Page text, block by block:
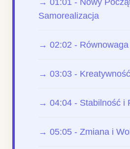
→ 01:01 - Nowy
Samorealizacja
→ 02:02 -
→ 03:03 -
→ 04:04 - Stabilność i
→ 05:05 - Zmiana i